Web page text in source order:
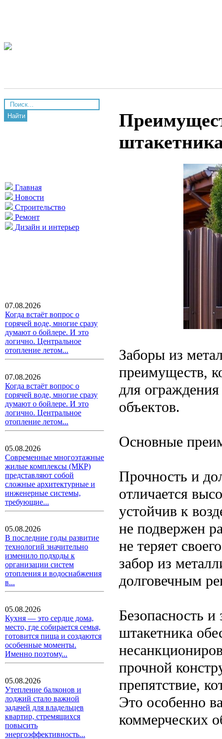
Найти
Главная
Новости
Строительство
Ремонт
Дизайн и интерьер
07.08.2026
Когда встаёт вопрос о
горячей воде, многие сразу
думают о бойлере. И это
логично. Центральное
отопление летом...
07.08.2026
Когда встаёт вопрос о
горячей воде, многие сразу
думают о бойлере. И это
логично. Центральное
отопление летом...
05.08.2026
Современные многоэтажные
жилые комплексы (МКР)
представляют собой
сложные архитектурные и
инженерные системы,
требующие...
05.08.2026
В последние годы развитие
технологий значительно
изменило подходы к
организации систем
отопления и водоснабжения
в...
05.08.2026
Кухня — это сердце дома,
место, где собирается семья,
готовится пища и создаются
особенные моменты.
Именно поэтому...
05.08.2026
Утепление балконов и
лоджий стало важной
задачей для владельцев
квартир, стремящихся
повысить
энергоэффективность...
Заборы из
преимуществ,
для
объектов.
Основные
Прочность и
отличается
устойчив к
не подвержен
не теряет
забор из
долговечным
Безопасность и
штакетника
прочной
препятствие,
Это особенно
коммерческих